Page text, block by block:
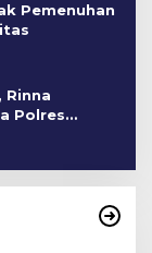
Pemenuhan
Rinna
Polres